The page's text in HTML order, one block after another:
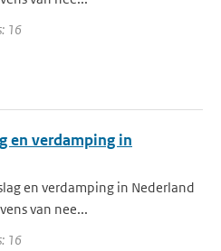
16
en verdamping in
en verdamping in Nederland
van nee...
16